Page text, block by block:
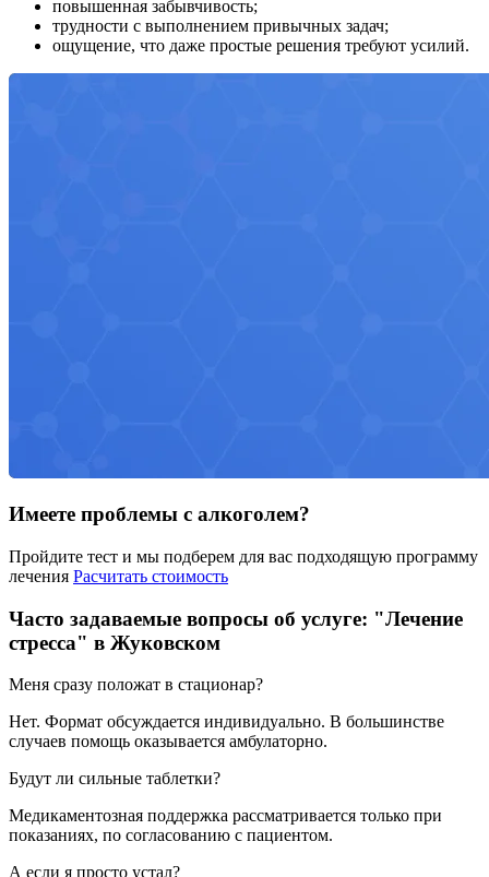
повышенная забывчивость;
трудности с выполнением привычных задач;
ощущение, что даже простые решения требуют усилий.
Имеете проблемы с алкоголем?
Пройдите тест и мы подберем для вас подходящую программу
лечения Расчитать стоимость
Часто задаваемые вопросы об услуге: "Лечение
стресса" в Жуковском
Меня сразу положат в стационар?
Нет. Формат обсуждается индивидуально. В большинстве
случаев помощь оказывается амбулаторно.
Будут ли сильные таблетки?
Медикаментозная поддержка рассматривается только при
показаниях, по согласованию с пациентом.
А если я просто устал?